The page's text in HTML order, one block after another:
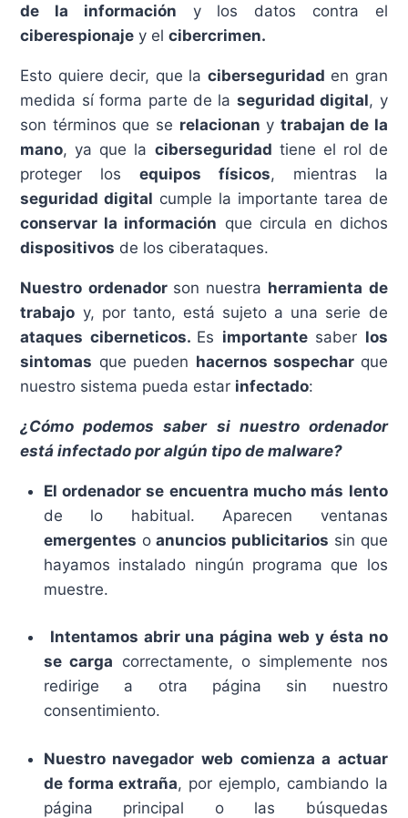
de la información y los datos contra el
ciberespionaje y elcibercrimen.
Esto quiere decir, que la ciberseguridad en gran
medida sí forma parte de la seguridad digital, y
son términos que se relacionan y trabajan de la
mano, ya que la ciberseguridad tiene el rol de
proteger losequipos físicos, mientras la
seguridad digital cumple la importante tarea de
conservar la información que circula en dichos
dispositivos de los ciberataques.
Nuestro ordenador son nuestra herramienta de
trabajo y, por tanto, está sujeto a una serie de
ataques ciberneticos. Es importantesaber los
sintomas que pueden hacernos sospechar que
nuestro sistema pueda estar infectado:
¿Cómo podemos saber si nuestro ordenador
está infectado por algún tipo de malware?
El ordenador se encuentra mucho más lento
de lo habitual. Aparecen ventanas
emergentes oanuncios publicitarios sin que
hayamos instalado ningún programa que los
muestre.
Intentamos abrir una página web y ésta no
se carga correctamente, o simplemente nos
redirige a otra página sin nuestro
consentimiento.
Nuestro navegador web comienza a actuar
de forma extraña, por ejemplo, cambiando la
página principal o las búsquedas